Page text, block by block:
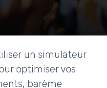
un simulateur
optimiser vos
barème